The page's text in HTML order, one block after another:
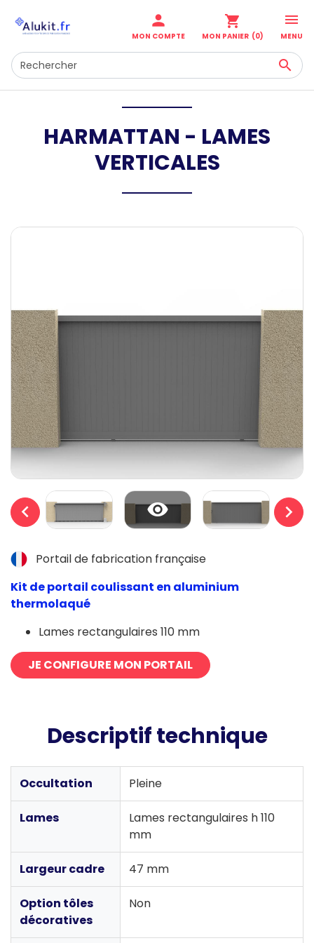
person
MON COMPTE
shopping_cart
MON PANIER (0)

MENU

HARMATTAN - LAMES
VERTICALES
 
Portail de fabrication française
Kit de portail coulissant en aluminium
thermolaqué
Lames rectangulaires 110 mm
JE CONFIGURE MON PORTAIL
Descriptif technique
Occultation Pleine
Lames
Lames rectangulaires h 110
mm
Largeur cadre 47 mm
Option tôles
décoratives
Non